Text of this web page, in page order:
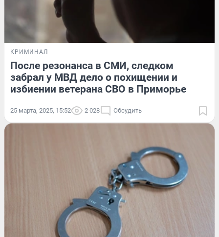
КРИМИНАЛ
После резонанса в СМИ, следком
забрал у МВД дело о похищении и
избиении ветерана СВО в Приморье
25 марта, 2025, 15:52 2 028 Обсудить